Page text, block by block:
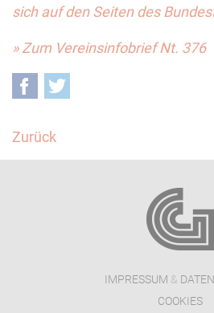
sich auf den Seiten des
» Zum Vereinsinfobrief Nt. 376
Facebook
Zurück
IMPRESSUM &
COOKIES